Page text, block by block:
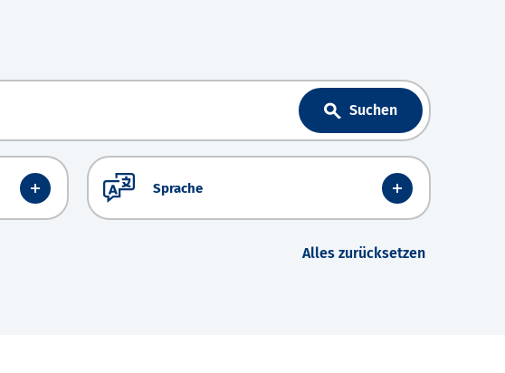
Suchen
Sprache
Alles zurücksetzen